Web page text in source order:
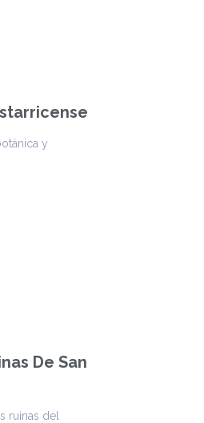
y
De San
ruinas del